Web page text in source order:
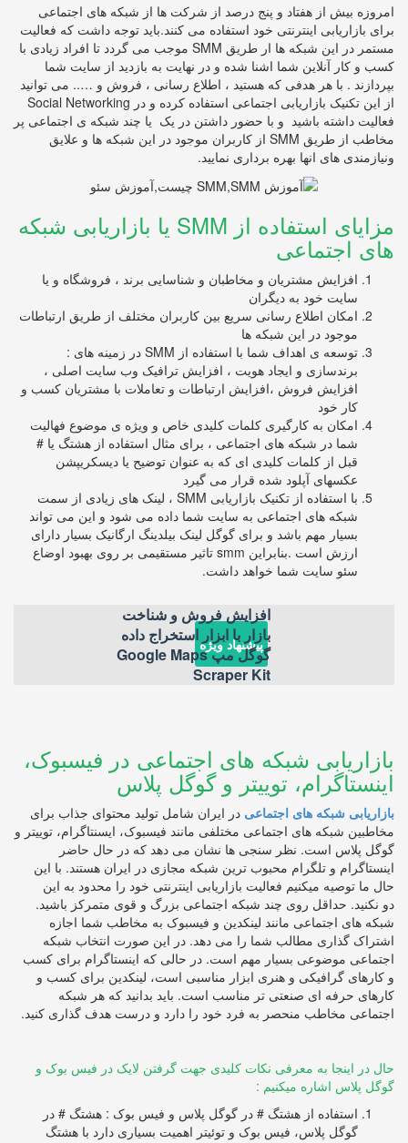
امروزه بیش از هفتاد و پنج درصد از شرکت ها از شبکه های اجتماعی
برای بازاریابی اینترنتی خود استفاده می کنند.باید توجه داشت که فعالیت
مستمر در این شبکه ها ار طریق SMM موجب می گردد تا افراد زیادی با
کسب و کار آنلاین شما اشنا شده و در نهایت به بازدید از سایت شما
بپردازند . با هر هدفی که هستید ، اطلاع رسانی ، فروش و ….. می توانید
از این تکنیک بازاریابی اجتماعی استفاده کرده و در Social Networking
فعالیت داشته باشید و با حضور داشتن در یک یا چند شبکه ی اجتماعی پر
مخاطب از طریق SMM از کاربران موجود در این شبکه ها و علایق
ونیازمندی های انها بهره برداری نمایید.
مزایای استفاده از SMM یا بازاریابی شبکه
های اجتماعی
افزایش مشتریان و مخاطبان و شناسایی برند ، فروشگاه و یا
سایت خود به دیگران
امکان اطلاع رسانی سریع بین کاربران مختلف از طریق ارتباطات
موجود در این شبکه ها
توسعه ی اهداف شما با استفاده از SMM در زمینه های :
برندسازی و ایجاد هویت ، افزایش ترافیک وب سایت اصلی ،
افزایش فروش ،افزایش ارتباطات و تعاملات با مشتریان کسب و
کار خود
امکان به کارگیری کلمات کلیدی خاص و ویژه ی موضوع فهالیت
شما در شبکه های اجتماعی ، برای مثال استفاده از هشتگ یا #
قبل از کلمات کلیدی ای که به عنوان توضیح یا دیسکریپشن
عکسهای آپلود شده قرار می گیرد
با استفاده از تکنیک بازاریابی SMM ، لینک های زیادی از سمت
شبکه های اجتماعی به سایت شما داده می شود و این می تواند
بسیار مهم باشد و برای گوگل لینک بیلدینگ ارگانیک بسیار دارای
ارزش است .بنابراین smm تاثیر مستقیمی بر روی بهبود اوضاع
سئو سایت شما خواهد داشت.
پیشنهاد ویژه
افزایش فروش و شناخت
بازار با ابزار استخراج داده
گوگل مپ Google Maps
Scraper Kit
بازاریابی شبکه های اجتماعی در فیسبوک،
اینستاگرام، توییتر و گوگل پلاس
بازاریابی شبکه های اجتماعی در ایران شامل تولید محتوای جذاب برای
مخاطبین شبکه های اجتماعی مختلفی مانند فیسبوک، ایسنتاگرام، توییتر و
گوگل پلاس است. نظر سنجی ها نشان می دهد که در حال حاضر
اینستاگرام و تلگرام محبوب ترین شبکه مجازی در ایران هستند. با این
حال ما توصیه میکنیم فعالیت بازاریابی اینترنتی خود را محدود به این
دو نکنید. حداقل روی چند شبکه اجتماعی بزرگ و قوی متمرکز باشید.
شبکه های اجتماعی مانند لینکدین و فیسبوک به مخاطب شما اجازه
اشتراک گذاری مطالب شما را می دهد. در این صورت انتخاب شبکه
اجتماعی موضوعی بسیار مهم است. در حالی که اینستاگرام برای کسب
و کارهای گرافیکی و هنری ابزار مناسبی است، لینکدین برای کسب و
کارهای حرفه ای صنعتی تر مناسب است. باید بدانید که هر شبکه
اجتماعی مخاطب منحصر به فرد خود را دارد و درست هدف گذاری کنید.
حال در اینجا به معرفی نکات کلیدی جهت گرفتن لایک در فیس بوک و
گوگل پلاس اشاره میکنیم :
استفاده از هشتگ # در گوگل پلاس و فیس بوک : هشتگ # در
گوگل پلاس، فیس بوک و توئیتر اهمیت بسیاری دارد با هشتگ